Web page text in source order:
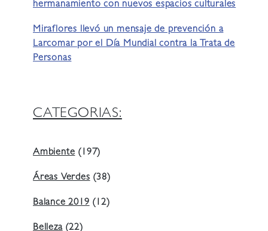
hermanamiento con nuevos espacios culturales
Miraflores llevó un mensaje de prevención a
Larcomar por el Día Mundial contra la Trata de
Personas
CATEGORIAS:
Ambiente (197)
Áreas Verdes (38)
Balance 2019 (12)
Belleza(22)